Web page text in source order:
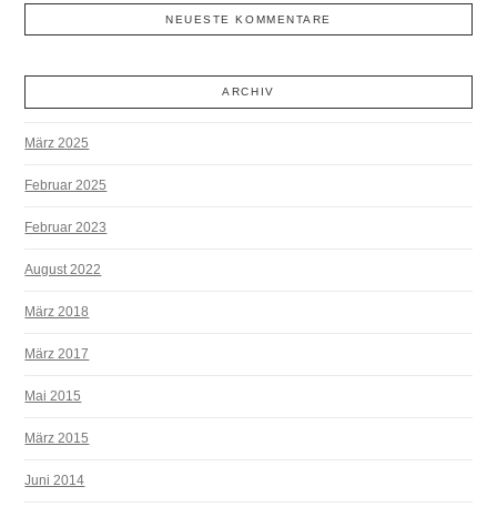
NEUESTE KOMMENTARE
ARCHIV
März 2025
Februar 2025
Februar 2023
August 2022
März 2018
März 2017
Mai 2015
März 2015
Juni 2014